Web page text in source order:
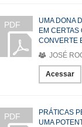
PDF
UMA DONA
EM CERTAS
CONVERTE
JOSÉ
Acessar
PDF
PRÁTICAS
UMA